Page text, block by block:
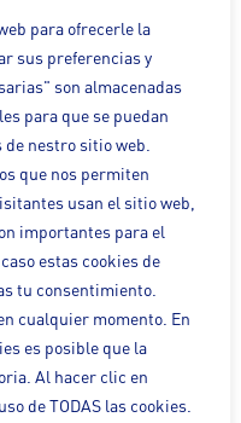
para ofrecerle la
sus preferencias y
son almacenadas
para que se puedan
nestro sitio web.
que nos permiten
usan el sitio web,
importantes para el
estas cookies de
tu consentimiento.
cualquier momento. En
es posible que la
Al hacer clic en
de TODAS las cookies.
de
de
a